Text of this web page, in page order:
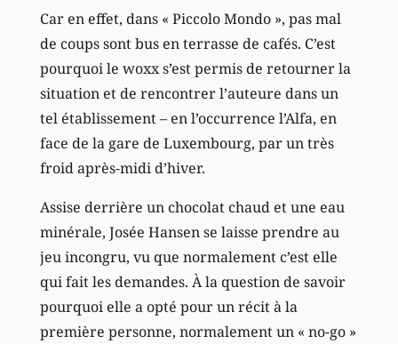
Car en effet, dans « Piccolo Mondo », pas mal
de coups sont bus en terrasse de cafés. C’est
pourquoi le woxx s’est permis de retourner la
situation et de rencontrer l’auteure dans un
tel établissement – en l’occurrence l’Alfa, en
face de la gare de Luxembourg, par un très
froid après-midi d’hiver.
Assise derrière un chocolat chaud et une eau
minérale, Josée Hansen se laisse prendre au
jeu incongru, vu que normalement c’est elle
qui fait les demandes. À la question de savoir
pourquoi elle a opté pour un récit à la
première personne, normalement un « no-go »